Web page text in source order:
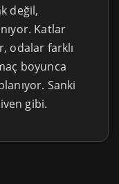
değil,
Katlar
odalar farklı
boyunca
Sanki
gibi.